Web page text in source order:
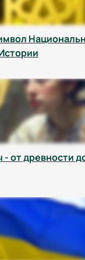
- от древности